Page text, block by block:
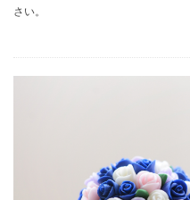
さい。